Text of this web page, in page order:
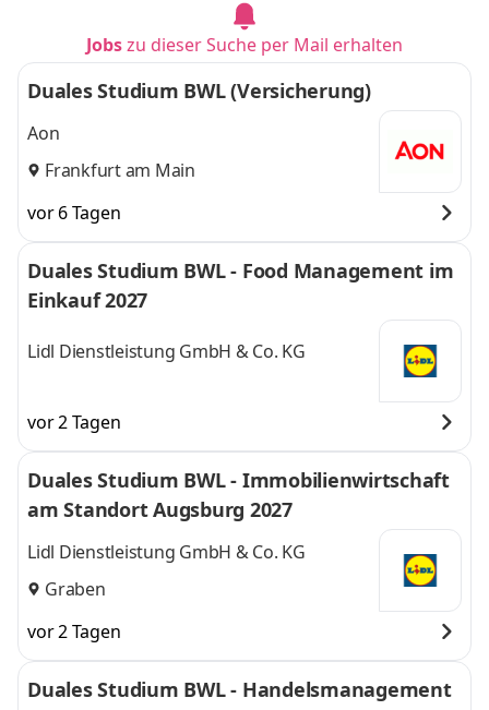
Jobszu dieser Suche per Mail erhalten
Duales Studium BWL (Versicherung)
Aon
Frankfurt am Main
vor 6 Tagen
Duales Studium BWL - Food Management im
Einkauf 2027
Lidl Dienstleistung GmbH & Co. KG
vor 2 Tagen
Duales Studium BWL - Immobilienwirtschaft
am Standort Augsburg 2027
Lidl Dienstleistung GmbH & Co. KG
Graben
vor 2 Tagen
Duales Studium BWL - Handelsmanagement